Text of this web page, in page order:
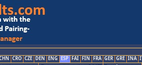
CRO CZE DEN ENG ESP FAI FIN FRA GER GRE INA